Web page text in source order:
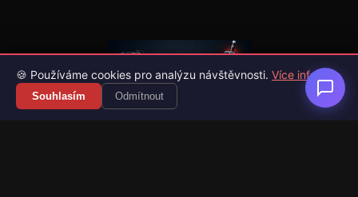
Váš průvodce světem videoher. Novinky, recenze a česko-
slovenské překlady her.
🍪 Používáme cookies pro analýzu návštěvnosti. Více info
Souhlasím Odmítnout